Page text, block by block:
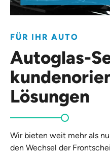
FÜR IHR AUTO
Autoglas-
Lösungen
Wir bieten weit mehr als
den Wechsel der